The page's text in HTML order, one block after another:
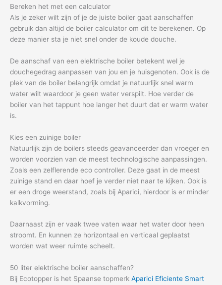
Bereken het met een calculator
Als je zeker wilt zijn of je de juiste boiler gaat aanschaffen
gebruik dan altijd de boiler calculator om dit te berekenen. Op
deze manier sta je niet snel onder de koude douche.
De aanschaf van een elektrische boiler betekent wel je
douchegedrag aanpassen van jou en je huisgenoten. Ook is de
plek van de boiler belangrijk omdat je natuurlijk snel warm
water wilt waardoor je geen water verspilt. Hoe verder de
boiler van het tappunt hoe langer het duurt dat er warm water
is.
Kies een zuinige boiler
Natuurlijk zijn de boilers steeds geavanceerder dan vroeger en
worden voorzien van de meest technologische aanpassingen.
Zoals een zelflerende eco controller. Deze gaat in de meest
zuinige stand en daar hoef je verder niet naar te kijken. Ook is
er een droge weerstand, zoals bij Aparici, hierdoor is er minder
kalkvorming.
Daarnaast zijn er vaak twee vaten waar het water door heen
stroomt. En kunnen ze horizontaal en verticaal geplaatst
worden wat weer ruimte scheelt.
50 liter elektrische boiler aanschaffen?
Bij Ecotopper is het Spaanse topmerk Aparici Eficiente Smart